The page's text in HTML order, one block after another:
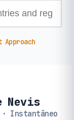
Nevis
Instantâneo